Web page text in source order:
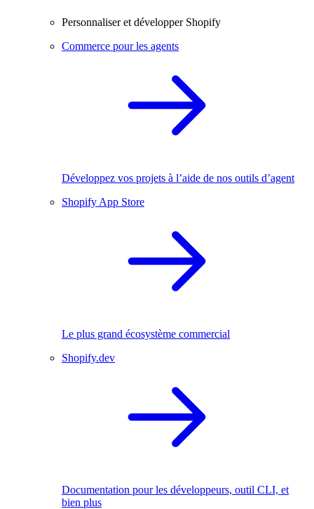
Personnaliser et développer Shopify
Commerce pour les agents
Développez vos projets à l’aide de nos outils d’agent
Shopify App Store
Le plus grand écosystème commercial
Shopify.dev
Documentation pour les développeurs, outil CLI, et
bien plus